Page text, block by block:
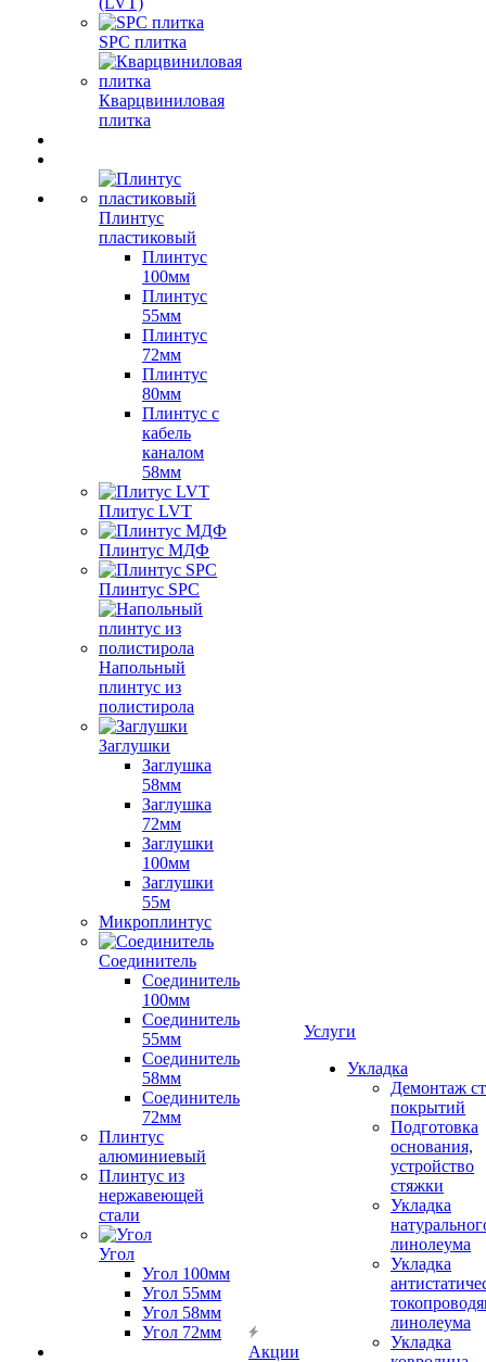
SPC плитка
Кварцвиниловая
плитка
Плинтус
пластиковый
Плинтус
100мм
Плинтус
55мм
Плинтус
72мм
Плинтус
80мм
Плинтус с
кабель
каналом
58мм
Плитус LVT
Плинтус МДФ
Плинтус SPC
Напольный
плинтус из
полистирола
Заглушки
Заглушка
58мм
Заглушка
72мм
Заглушки
100мм
Заглушки
55м
Микроплинтус
Соединитель
Соединитель
100мм
Соединитель
55мм
Соединитель
58мм
Соединитель
72мм
Плинтус
алюминиевый
Плинтус из
нержавеющей
стали
Угол
Угол 100мм
Угол 55мм
Угол 58мм
Угол 72мм
Акции
Услуги
Укладка
Демонтаж
покрытий
Подготовка
основания,
устройство
стяжки
Укладка
линолеума
Укладка
линолеума
Укладка